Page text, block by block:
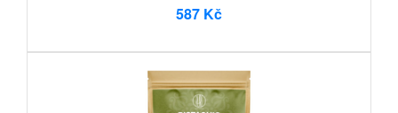
587 Kč